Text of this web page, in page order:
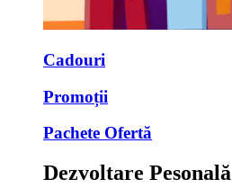
Cadouri
Promoții
Pachete Ofertă
Dezvoltare Pesonală